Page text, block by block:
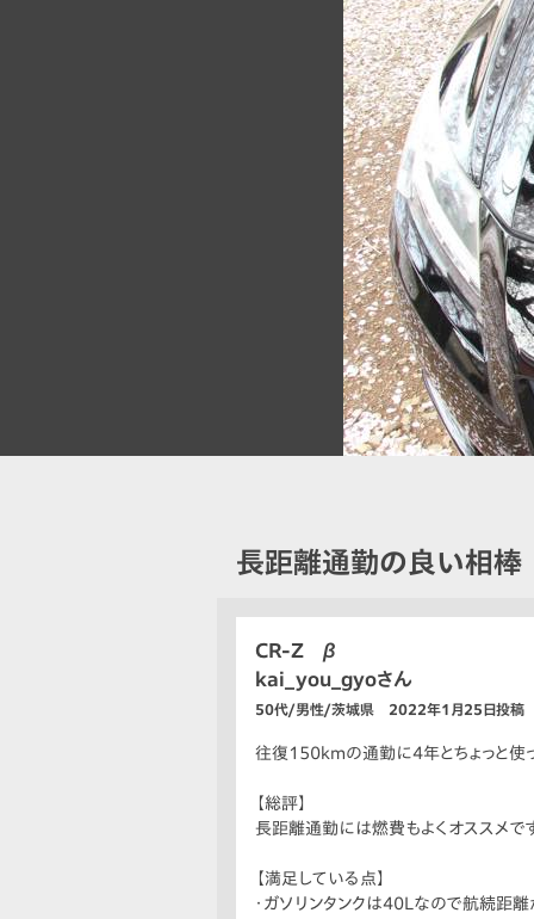
長距離通勤の良い相棒
CR-Z β
kai_you_gyoさん
50代/男性/茨城県 2022年1月25日投稿
往復150kmの通勤に4年とちょっと使
【総評】
長距離通勤には燃費もよくオススメで
【満足している点】
・ガソリンタンクは40Lなので航続距